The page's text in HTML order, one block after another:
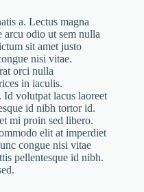
a. Lectus magna
odio ut sem nulla
sit amet justo
nisi vitae.
orci nulla
in iaculis.
volutpat lacus laoreet
id nibh tortor id.
mi proin sed libero.
elit at imperdiet
congue nisi vitae
pellentesque id nibh.